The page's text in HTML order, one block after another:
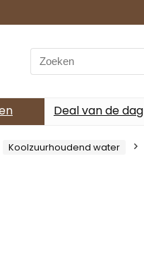
Search
for:
Deal van de dag
Koolzuurhoudend water